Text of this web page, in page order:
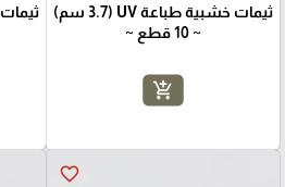
ثيمات خشبية طباعة UV (3.7 سم)
~ 10 قطع ~
add_shopping_cart
favorite_border